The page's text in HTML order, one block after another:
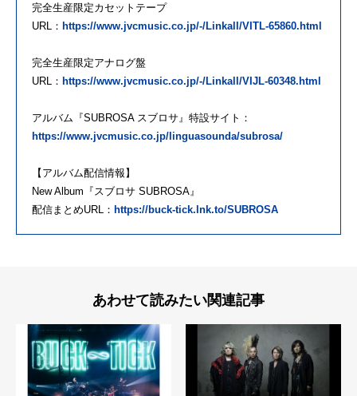
完全生産限定カセットテープ
URL： https://www.jvcmusic.co.jp/-/Linkall/VITL-65860.html
完全生産限定アナログ盤
URL： https://www.jvcmusic.co.jp/-/Linkall/VIJL-60348.html
アルバム『SUBROSA スブロサ』特設サイト：
https://www.jvcmusic.co.jp/linguasounda/subrosa/
【アルバム配信情報】
New Album『スブロサ SUBROSA』
配信まとめURL： https://buck-tick.lnk.to/SUBROSA
あわせて読みたい関連記事